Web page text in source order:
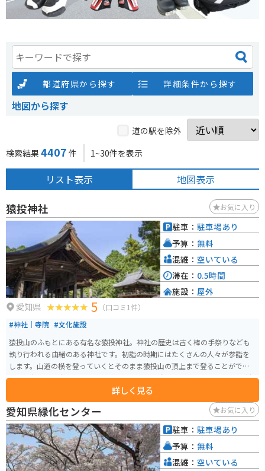
都道府県から探す 詳細条件から探す
地図から探す
道の駅を除外
検索結果 4407 件 1~30件を表示
リスト表示 地図表示
猿投神社 お気に入り
愛知県 5 （口コミ1件）
#神社｜寺院 #文化施設
猿投山のふもとにある有名な猿投神社。神社の歴史は古く棒の手祭りなども
執り行われる由緒のある神社です。初詣の時期にはたくさんの人々が参詣を
します。山道の横を登っていくとそのまま猿投山の頂上まで登ることができ
ます。歩くには少しきついですがちょっとした登山になります。近くには猿投
温泉もあり日帰り温泉が楽しめます。詳しく見る
駐車： 駐車場あり
予算： 無料
混雑： 空いている
滞在： 0.5時間
施設： 屋外
愛知県緑化センター お気に入り
駐車： 駐車場あり
予算： 無料
混雑： 空いている